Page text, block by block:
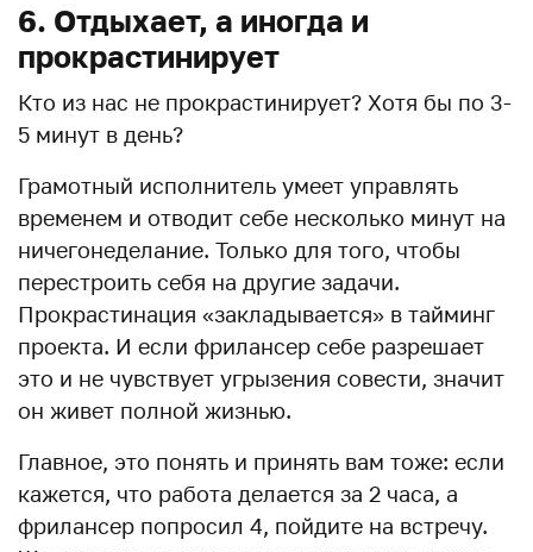
6. Отдыхает, а иногда и
прокрастинирует
Кто из нас не прокрастинирует? Хотя бы по 3-
5 минут в день?
Грамотный исполнитель умеет управлять
временем и отводит себе несколько минут на
ничегонеделание. Только для того, чтобы
перестроить себя на другие задачи.
Прокрастинация «закладывается» в тайминг
проекта. И если фрилансер себе разрешает
это и не чувствует угрызения совести, значит
он живет полной жизнью.
Главное, это понять и принять вам тоже: если
кажется, что работа делается за 2 часа, а
фрилансер попросил 4, пойдите на встречу.